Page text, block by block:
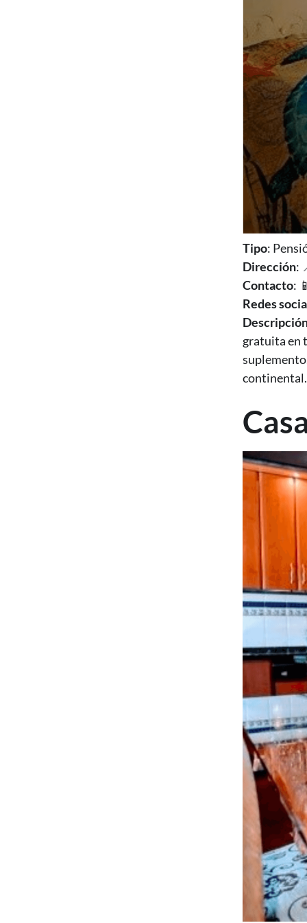
Tipo:
Dirección:
Contacto:
Redes
gratuita en
continental.